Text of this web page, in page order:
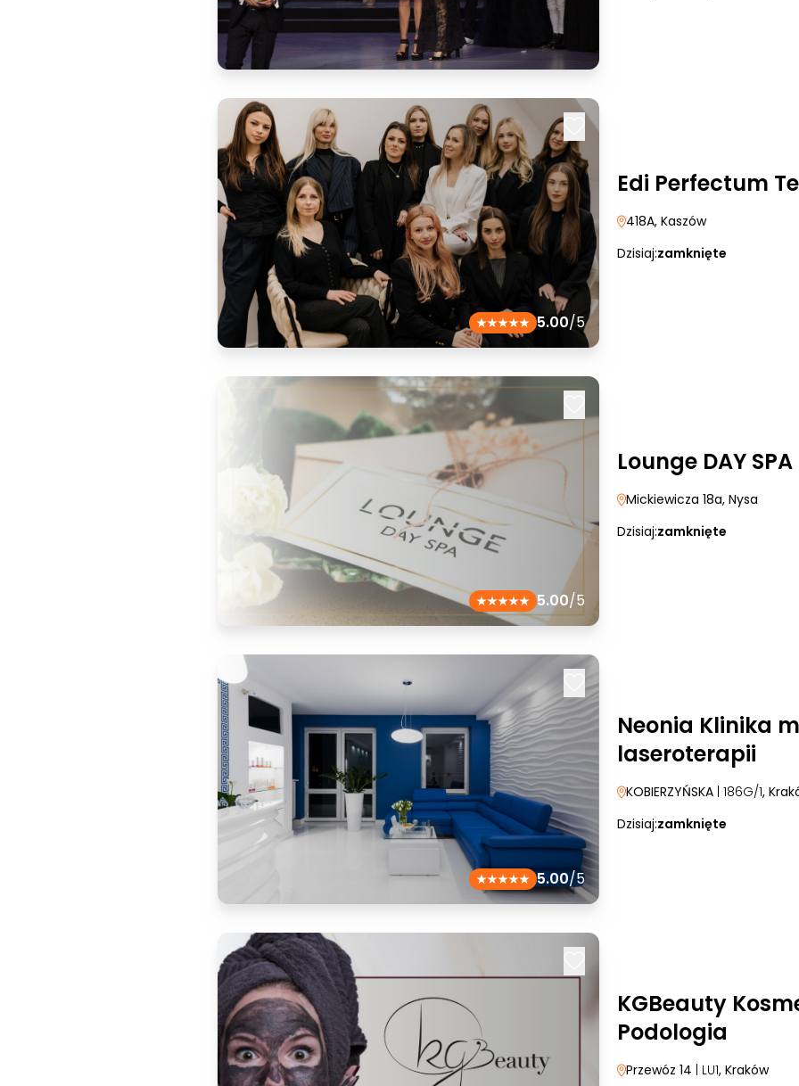
5.00/5
Edi Perfectum
418A, Kaszów
Dzisiaj:zamknięte
5.00/5
Lounge DAY SPA
Mickiewicza 18a, Nysa
Dzisiaj:zamknięte
5.00/5
Neonia Klinika
laseroterapii
KOBIERZYŃSKA | 186G/1,
Dzisiaj:zamknięte
KGBeauty
Podologia
Przewóz 14 | LU1, Kraków